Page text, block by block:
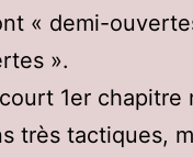
« demi-
».
1er chapitre
très tactiques,